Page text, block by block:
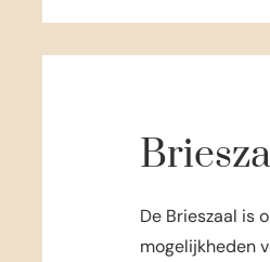
De Brieszaal is
mogelijkheden